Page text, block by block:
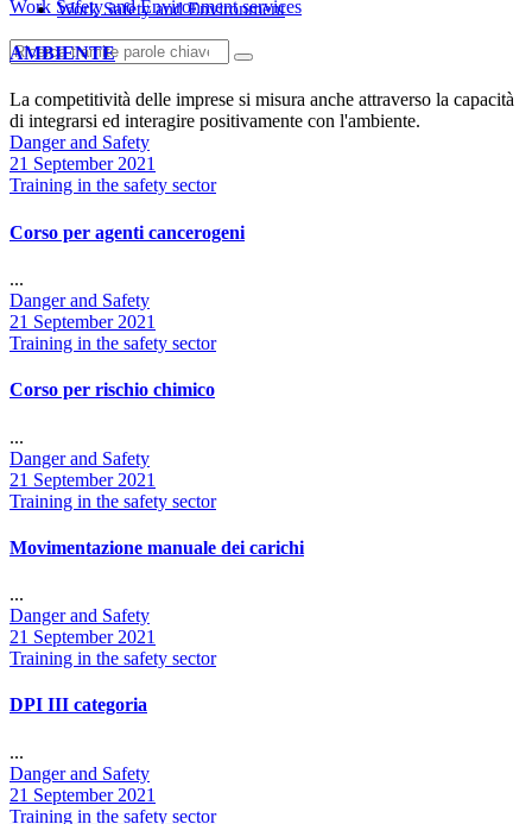
Work Safety and Environment
Categories
Work Safety and Environment services
AMBIENTE
La competitività delle imprese si misura anche attraverso la capacità
di integrarsi ed interagire positivamente con l'ambiente.
Author
Danger and Safety
Date
21 September 2021
Categories
Training in the safety sector
Corso per agenti cancerogeni
...
Author
Danger and Safety
Date
21 September 2021
Categories
Training in the safety sector
Corso per rischio chimico
...
Author
Danger and Safety
Date
21 September 2021
Categories
Training in the safety sector
Movimentazione manuale dei carichi
...
Author
Danger and Safety
Date
21 September 2021
Categories
Training in the safety sector
DPI III categoria
...
Author
Danger and Safety
Date
21 September 2021
Categories
Training in the safety sector